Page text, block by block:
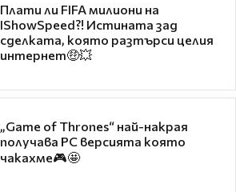
Плати ли FIFA милиони на
IShowSpeed?! Истината зад
сделката, която разтърси целия
интернет🤑💥
„Game of Thrones“ най-накрая
получава PC версията която
чакахме🎮🤩